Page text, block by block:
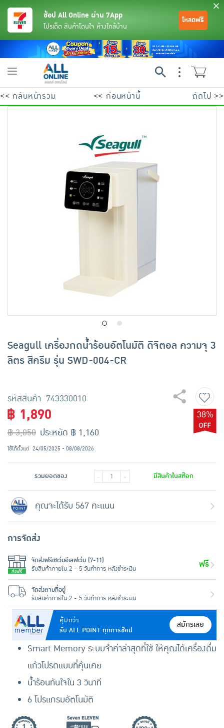
อาหารสด ผัก ผลไม้และเบเกอรี่
ช้อป All Online ผ่าน 7App
โปรเด็ด สินค้าโดนใจ ห้างใกล้บ้าน
โหลดฟรี
Toggle
<< กลับหน้ารวม << ก่อนหน้านี้ ถัดไป >>
Seagull เครื่องกดน้ำร้อนอัตโนมัติ ดิจิตอล ความจุ 3
ลิตร สีครีม รุ่น SWD-004-CR
รหัสสินค้า 743330010
คุ้มกว่า
รับ ALL POINT ทุกการช้อป
สมัครเลย
Smart Memory ระบบจำค่าล่าสุดที่ใช้ ให้คุณได้เครื่องดื่ม
แก้วโปรดแบบที่คุ้นเคย
น้ำร้อนทันใจใน 3 วินาที
6 โปรแกรมอัตโนมัติ
฿ 1,890
฿ 3,050
38%
ประหยัด ฿ 1,160
ใช้ได้ตั้งแต่ 24/05/2025 - 08/08/2026
รวมยอดของ - + มีสินค้าในสต๊อก
คุณจะได้รับ 567 คะแนน
การจัดส่ง
จัดส่งฟรีเซเว่นอีเลฟเว่น (7-11)
รับสินค้าภายใน 2 - 5 วันทำการ หลังชำระเงิน
ฟรี
จัดส่งตามที่อยู่
รับสินค้าภายใน 2 - 5 วันทำการ หลังชำระเงิน